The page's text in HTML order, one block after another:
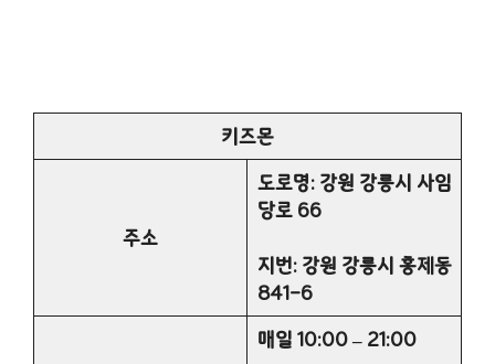
키즈몬
주소
도로명: 강원 강릉시 사임
당로 66
지번: 강원 강릉시 홍제동
841-6
매일 10:00 – 21:00